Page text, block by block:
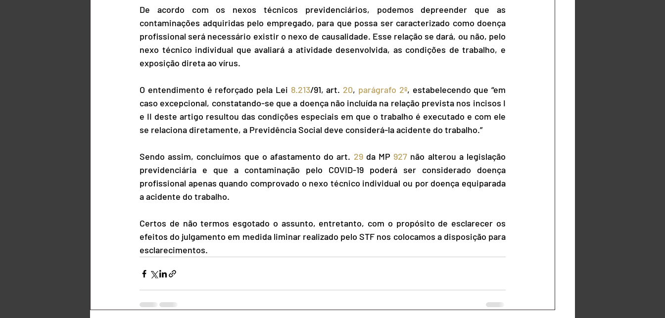
De acordo com os nexos técnicos previdenciários, podemos depreender que as
contaminações adquiridas pelo empregado, para que possa ser caracterizado como doença
profissional será necessário existir o nexo de causalidade. Esse relação se dará, ou não, pelo
nexo técnico individual que avaliará a atividade desenvolvida, as condições de trabalho, e
exposição direta ao vírus.
O entendimento é reforçado pela Lei 8.213/91, art. 20, parágrafo 2º, estabelecendo que “em
caso excepcional, constatando-se que a doença não incluída na relação prevista nos incisos I
e II deste artigo resultou das condições especiais em que o trabalho é executado e com ele
se relaciona diretamente, a Previdência Social deve considerá-la acidente do trabalho.”
Sendo assim, concluímos que o afastamento do art. 29 da MP 927 não alterou a legislação
previdenciária e que a contaminação pelo COVID-19 poderá ser considerado doença
profissional apenas quando comprovado o nexo técnico individual ou por doença equiparada
a acidente do trabalho.
Certos de não termos esgotado o assunto, entretanto, com o propósito de esclarecer os
efeitos do julgamento em medida liminar realizado pelo STF nos colocamos a disposição para
esclarecimentos.